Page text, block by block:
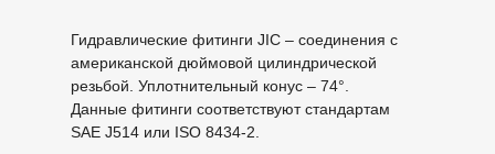
Гидравлические фитинги JIC – соединения с
американской дюймовой цилиндрической
резьбой. Уплотнительный конус – 74°.
Данные фитинги соответствуют стандартам
SAE J514 или ISO 8434-2.